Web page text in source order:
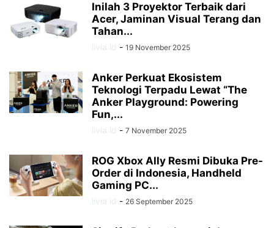
Inilah 3 Proyektor Terbaik dari
Acer, Jaminan Visual Terang dan
Tahan...
livia id - 19 November 2025
Anker Perkuat Ekosistem
Teknologi Terpadu Lewat “The
Anker Playground: Powering
Fun,...
livia id - 7 November 2025
ROG Xbox Ally Resmi Dibuka Pre-
Order di Indonesia, Handheld
Gaming PC...
livia id - 26 September 2025